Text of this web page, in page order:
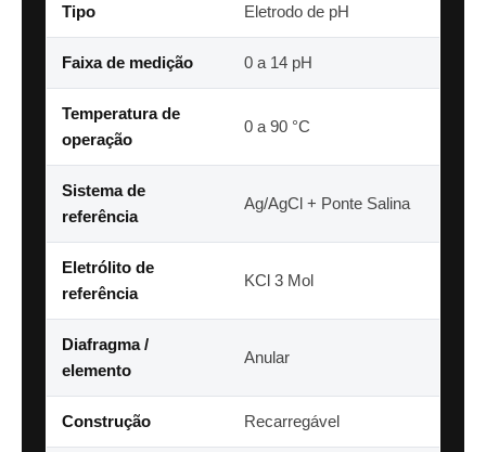
Tipo Eletrodo de pH
Faixa de medição 0 a 14 pH
Temperatura de
operação
0 a 90 °C
Sistema de
referência
Ag/AgCl + Ponte Salina
Eletrólito de
referência
KCl 3 Mol
Diafragma /
elemento
Anular
Construção Recarregável